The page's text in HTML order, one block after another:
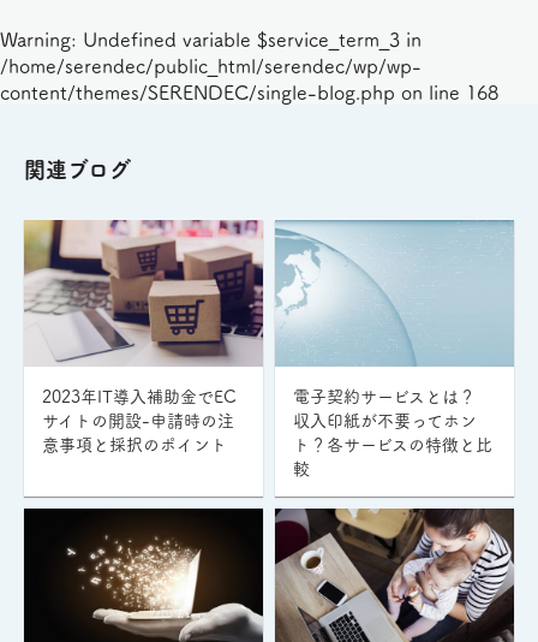
Warning: Undefined variable $service_term_3 in
/home/serendec/public_html/serendec/wp/wp-
content/themes/SERENDEC/single-blog.php on line 168
関連ブログ
2023年IT導入補助金でEC
サイトの開設-申請時の注
意事項と採択のポイント
電子契約サービスとは？
収入印紙が不要ってホン
ト？各サービスの特徴と比
較